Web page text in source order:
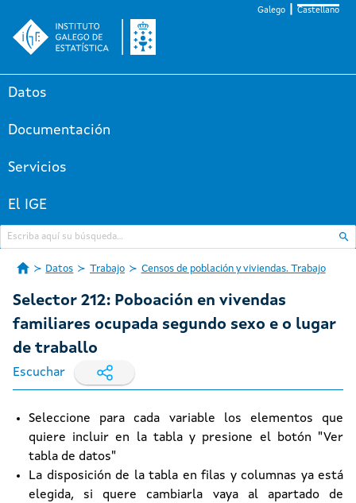
Galego Castellano
Datos
Documentación
Servicios
El IGE
Datos Trabajo Censos de población y viviendas. Trabajo
Selector 212: Poboación en vivendas
familiares ocupada segundo sexo e o lugar
de traballo
Escuchar
Seleccione para cada variable los elementos que
quiere incluir en la tabla y presione el botón "Ver
tabla de datos"
La disposición de la tabla en filas y columnas ya está
elegida, si quere cambiarla vaya al apartado de